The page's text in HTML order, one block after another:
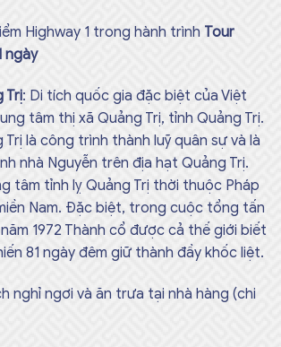
Highway 1 trong hành trình Tour
ngày
Trị: Di tích quốc gia đặc biệt của Việt
tâm thị xã Quảng Trị, tỉnh Quảng Trị.
Trị là công trình thành luỹ quân sự và là
nhà Nguyễn trên địa hạt Quảng Trị.
tâm tỉnh lỵ Quảng Trị thời thuộc Pháp
Nam. Đặc biệt, trong cuộc tổng tấn
1972 Thành cổ được cả thế giới biết
81 ngày đêm giữ thành đầy khốc liệt.
nghỉ ngơi và ăn trưa tại nhà hàng (chi